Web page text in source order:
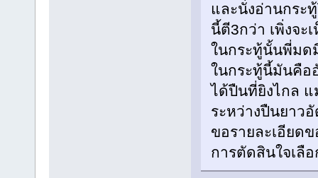
และนั่งอ่านกระ
นี้ตี3กว่า เพิ่งจะ
ในกระทู้นั้นพี่มด
ในกระทู้นี้มันคือ
ได้ปืนที่ยิงไกล
ระหว่างปืนยาว
ขอรายละเอียด
การตัดสินใจเลื